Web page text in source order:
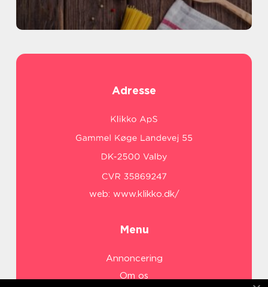
Adresse
web: www.klikko.dk/
Menu
Annoncering
Om os